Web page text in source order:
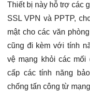
Thiết bị này hỗ trợ các
SSL VPN và PPTP,
mật cho các văn
cũng đi kèm với tính
vệ mạng khỏi các
cấp các tính năng
chống tấn công từ